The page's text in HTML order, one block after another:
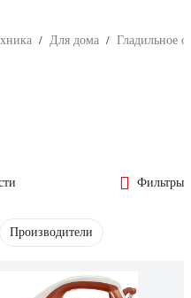
/ Для дома / Гладильное
Фильтры
Производители